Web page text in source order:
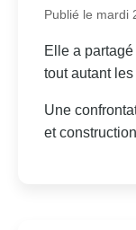
Publié le mardi
Elle a
tout autant
Une
et